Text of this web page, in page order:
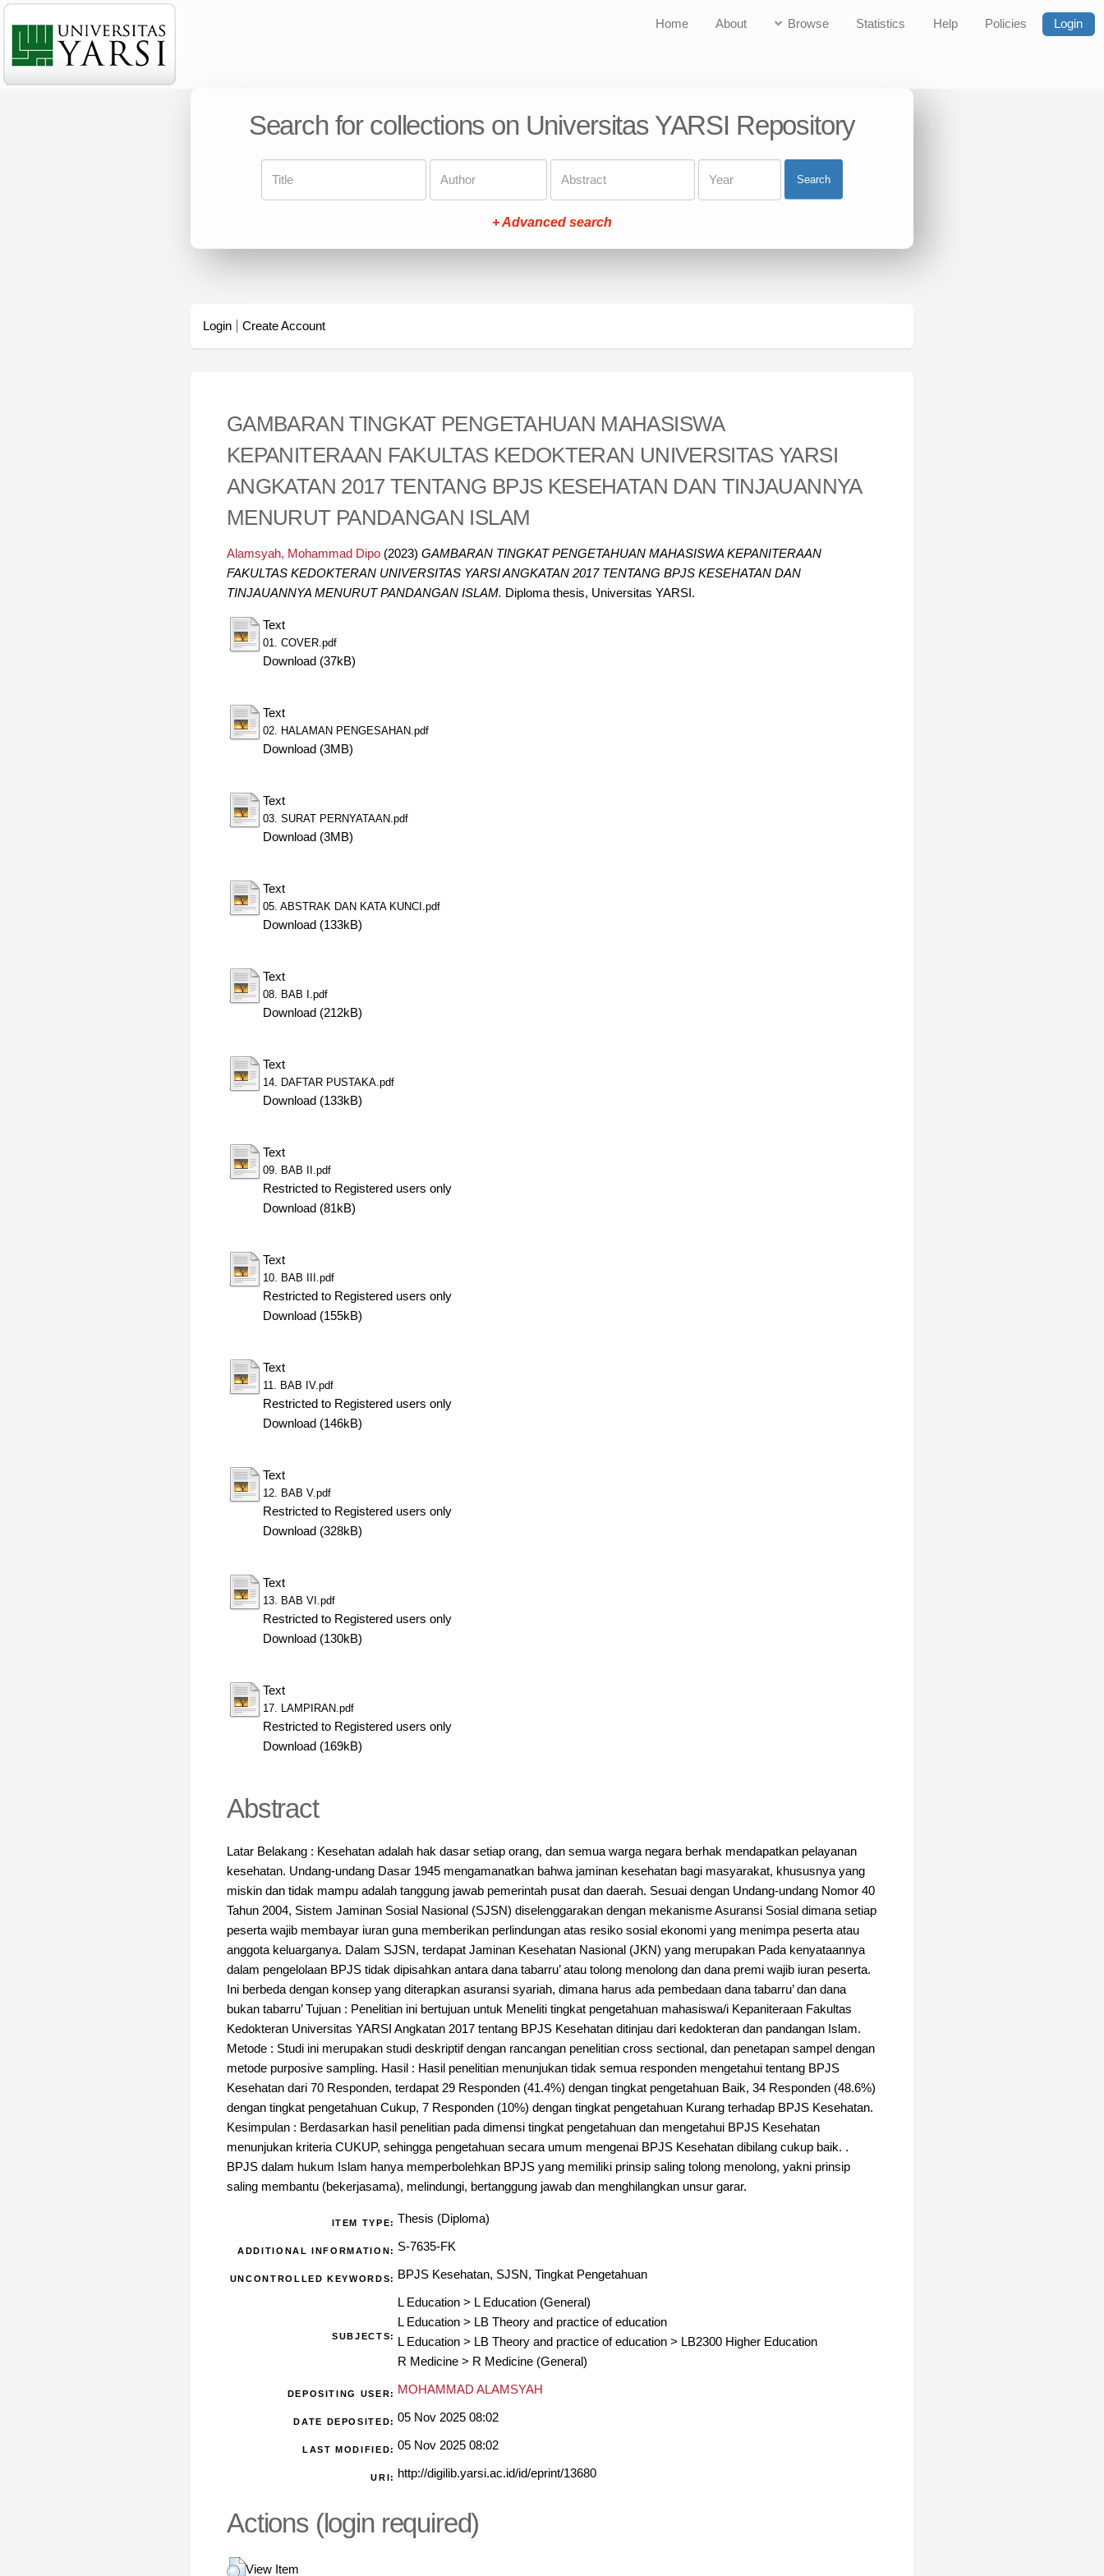
Home About Browse Statistics Help Policies Login
Search for collections on Universitas YARSI Repository
Search
+ Advanced search
Login Create Account
GAMBARAN TINGKAT PENGETAHUAN MAHASISWA
KEPANITERAAN FAKULTAS KEDOKTERAN UNIVERSITAS YARSI
ANGKATAN 2017 TENTANG BPJS KESEHATAN DAN TINJAUANNYA
MENURUT PANDANGAN ISLAM
Alamsyah, Mohammad Dipo (2023) GAMBARAN TINGKAT PENGETAHUAN MAHASISWA KEPANITERAAN
FAKULTAS KEDOKTERAN UNIVERSITAS YARSI ANGKATAN 2017 TENTANG BPJS KESEHATAN DAN
TINJAUANNYA MENURUT PANDANGAN ISLAM. Diploma thesis, Universitas YARSI.
Text
01. COVER.pdf
Download (37kB)
Text
02. HALAMAN PENGESAHAN.pdf
Download (3MB)
Text
03. SURAT PERNYATAAN.pdf
Download (3MB)
Text
05. ABSTRAK DAN KATA KUNCI.pdf
Download (133kB)
Text
08. BAB I.pdf
Download (212kB)
Text
14. DAFTAR PUSTAKA.pdf
Download (133kB)
Text
09. BAB II.pdf
Restricted to Registered users only
Download (81kB)
Text
10. BAB III.pdf
Restricted to Registered users only
Download (155kB)
Text
11. BAB IV.pdf
Restricted to Registered users only
Download (146kB)
Text
12. BAB V.pdf
Restricted to Registered users only
Download (328kB)
Text
13. BAB VI.pdf
Restricted to Registered users only
Download (130kB)
Text
17. LAMPIRAN.pdf
Restricted to Registered users only
Download (169kB)
Abstract
Latar Belakang : Kesehatan adalah hak dasar setiap orang, dan semua warga negara berhak mendapatkan pelayanan
kesehatan. Undang-undang Dasar 1945 mengamanatkan bahwa jaminan kesehatan bagi masyarakat, khususnya yang
miskin dan tidak mampu adalah tanggung jawab pemerintah pusat dan daerah. Sesuai dengan Undang-undang Nomor 40
Tahun 2004, Sistem Jaminan Sosial Nasional (SJSN) diselenggarakan dengan mekanisme Asuransi Sosial dimana setiap
peserta wajib membayar iuran guna memberikan perlindungan atas resiko sosial ekonomi yang menimpa peserta atau
anggota keluarganya. Dalam SJSN, terdapat Jaminan Kesehatan Nasional (JKN) yang merupakan Pada kenyataannya
dalam pengelolaan BPJS tidak dipisahkan antara dana tabarru’ atau tolong menolong dan dana premi wajib iuran peserta.
Ini berbeda dengan konsep yang diterapkan asuransi syariah, dimana harus ada pembedaan dana tabarru’ dan dana
bukan tabarru’ Tujuan : Penelitian ini bertujuan untuk Meneliti tingkat pengetahuan mahasiswa/i Kepaniteraan Fakultas
Kedokteran Universitas YARSI Angkatan 2017 tentang BPJS Kesehatan ditinjau dari kedokteran dan pandangan Islam.
Metode : Studi ini merupakan studi deskriptif dengan rancangan penelitian cross sectional, dan penetapan sampel dengan
metode purposive sampling. Hasil : Hasil penelitian menunjukan tidak semua responden mengetahui tentang BPJS
Kesehatan dari 70 Responden, terdapat 29 Responden (41.4%) dengan tingkat pengetahuan Baik, 34 Responden (48.6%)
dengan tingkat pengetahuan Cukup, 7 Responden (10%) dengan tingkat pengetahuan Kurang terhadap BPJS Kesehatan.
Kesimpulan : Berdasarkan hasil penelitian pada dimensi tingkat pengetahuan dan mengetahui BPJS Kesehatan
menunjukan kriteria CUKUP, sehingga pengetahuan secara umum mengenai BPJS Kesehatan dibilang cukup baik. .
BPJS dalam hukum Islam hanya memperbolehkan BPJS yang memiliki prinsip saling tolong menolong, yakni prinsip
saling membantu (bekerjasama), melindungi, bertanggung jawab dan menghilangkan unsur garar.
ITEM TYPE: Thesis (Diploma)
ADDITIONAL INFORMATION: S-7635-FK
UNCONTROLLED KEYWORDS: BPJS Kesehatan, SJSN, Tingkat Pengetahuan
SUBJECTS:
L Education > L Education (General)
L Education > LB Theory and practice of education
L Education > LB Theory and practice of education > LB2300 Higher Education
R Medicine > R Medicine (General)
DEPOSITING USER: MOHAMMAD ALAMSYAH
DATE DEPOSITED: 05 Nov 2025 08:02
LAST MODIFIED: 05 Nov 2025 08:02
URI: http://digilib.yarsi.ac.id/id/eprint/13680
Actions (login required)
View Item